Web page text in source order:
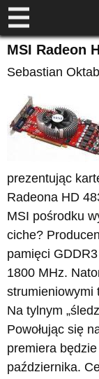
MSI Radeon
Sebastian
prezentując
Radeona HD
MSI pośrodku
ciche?
pamięci
1800 MHz.
strumieniowymi
Na tylnym
Powołując się
premiera
października.